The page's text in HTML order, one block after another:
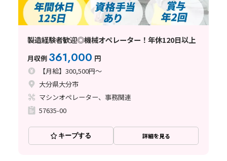
製造経験者歓迎◎機械オペレーター！年休120日以上
月収例 361,000 円
【月給】300,500円～
大分県大分市
マシンオペレーター、事務関連
57635-00
キープする 詳細を見る